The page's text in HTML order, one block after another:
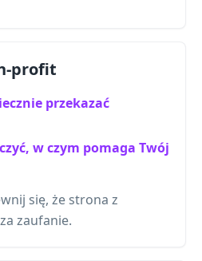
profit
przekazać
w czym pomaga Twój
się, że strona z
zaufanie.